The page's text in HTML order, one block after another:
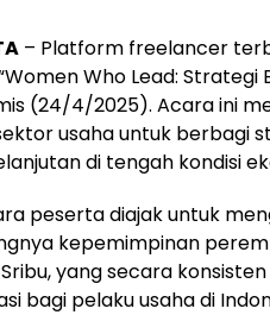
– Platform freelancer
Who Lead: Strategi
(24/4/2025). Acara ini
usaha untuk berbagi
di tengah kondisi
peserta diajak untuk
kepemimpinan
yang secara
bagi pelaku usaha di